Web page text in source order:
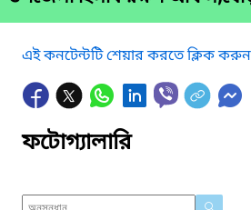
এই কনটেন্টটি শেয়ার করতে ক্লিক করুন
ফটোগ্যালারি